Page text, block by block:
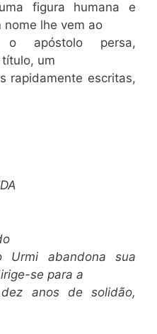
figura humana e
nome lhe vem ao
o apóstolo persa,
um
rapidamente escritas,
Urmi abandona sua
se para a
anos de solidão,